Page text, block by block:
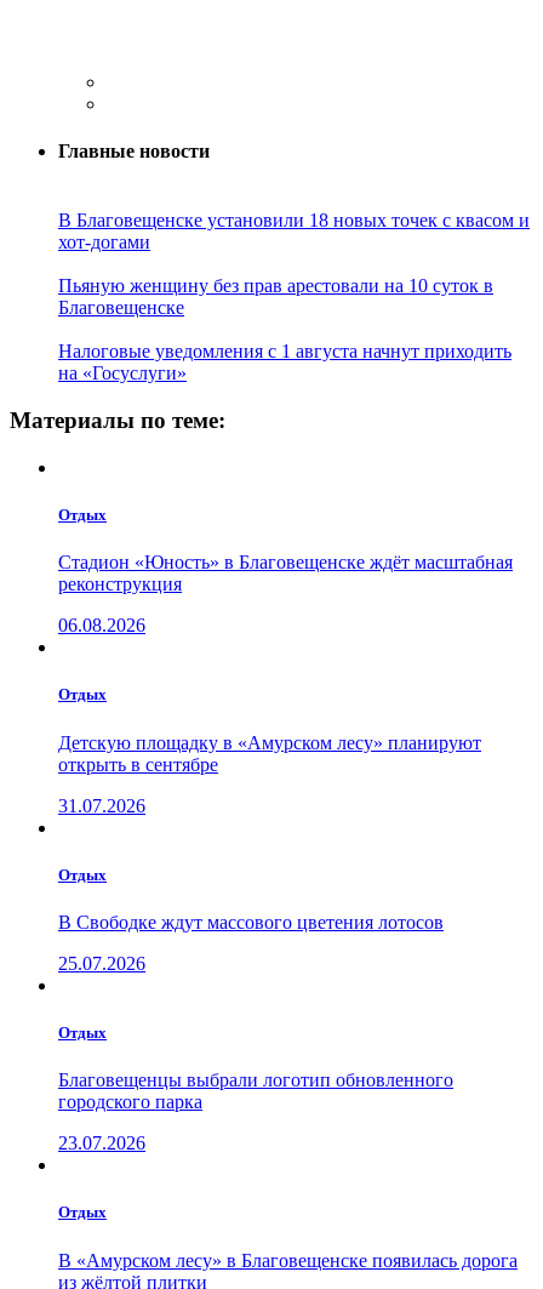
Главные новости
В Благовещенске установили 18 новых точек с квасом и
хот-догами
Пьяную женщину без прав арестовали на 10 суток в
Благовещенске
Налоговые уведомления с 1 августа начнут приходить
на «Госуслуги»
Материалы по теме:
Отдых
Стадион «Юность» в Благовещенске ждёт масштабная
реконструкция
06.08.2026
Отдых
Детскую площадку в «Амурском лесу» планируют
открыть в сентябре
31.07.2026
Отдых
В Свободке ждут массового цветения лотосов
25.07.2026
Отдых
Благовещенцы выбрали логотип обновленного
городского парка
23.07.2026
Отдых
В «Амурском лесу» в Благовещенске появилась дорога
из жёлтой плитки